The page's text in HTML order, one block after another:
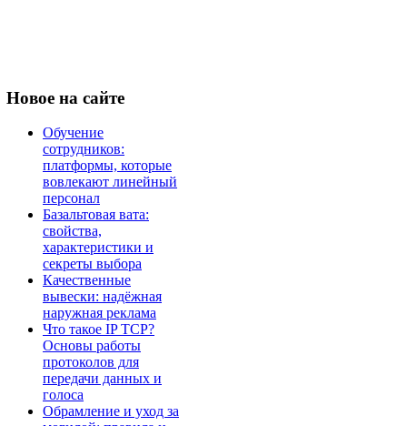
Новое на сайте
Обучение
сотрудников:
платформы, которые
вовлекают линейный
персонал
Базальтовая вата:
свойства,
характеристики и
секреты выбора
Качественные
вывески: надёжная
наружная реклама
Что такое IP TCP?
Основы работы
протоколов для
передачи данных и
голоса
Обрамление и уход за